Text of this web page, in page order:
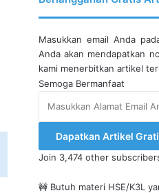
Masukkan email Anda
Anda akan mendapatkan
kami menerbitkan artikel
Semoga Bermanfaat
Alamat
Anda
disini
Dapatkan Artikel
Join 3,474 other
🚧 Butuh materi HSE/K3L